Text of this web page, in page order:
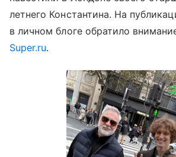
летнего Константина. На
в личном блоге обратило
Super.ru.